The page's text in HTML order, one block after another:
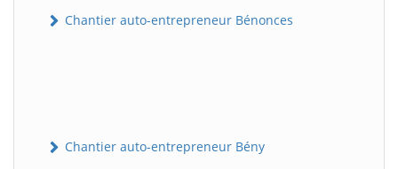
Chantier auto-entrepreneur Bénonces
Chantier auto-entrepreneur Bény